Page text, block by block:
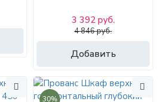
Добавить
3 392 руб.
4 846 руб.
30%